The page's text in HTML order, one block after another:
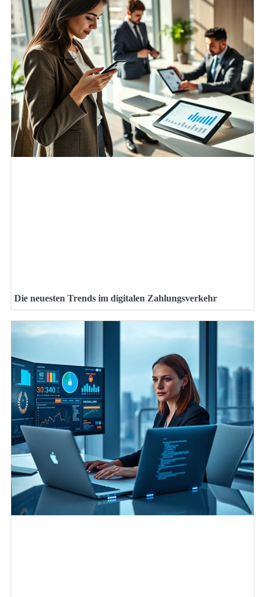
Die neuesten Trends im digitalen Zahlungsverkehr